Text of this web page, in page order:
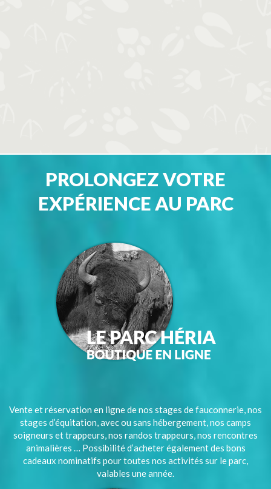
PROLONGEZ VOTRE
EXPÉRIENCE AU PARC
Vente et réservation en ligne de nos stages de fauconnerie, nos
stages d’équitation, avec ou sans hébergement, nos camps
soigneurs et trappeurs, nos randos trappeurs, nos rencontres
animalières … Possibilité d’acheter également des bons
cadeaux nominatifs pour toutes nos activités sur le parc,
valables une année.